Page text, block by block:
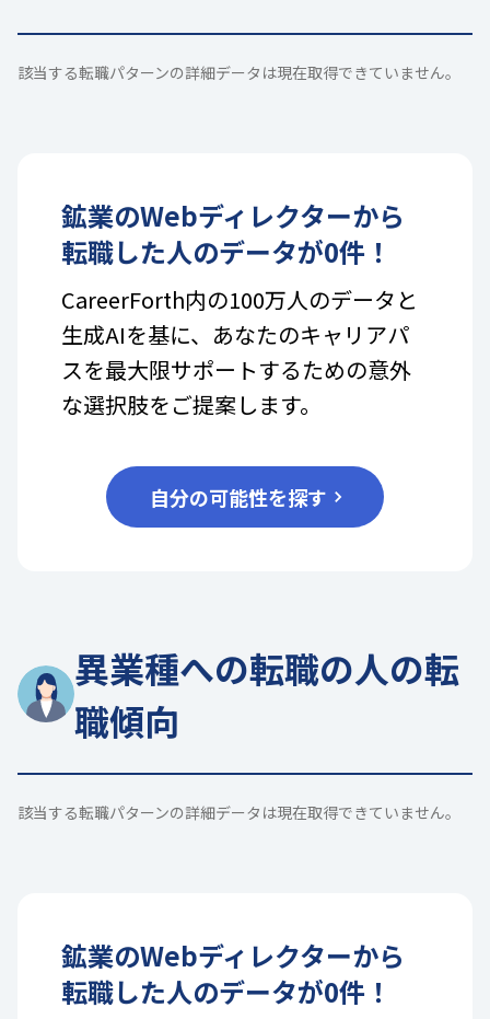
該当する転職パターンの詳細データは現在取得できていません。
鉱業のWebディレクターから
転職した人のデータが0件！
CareerForth内の100万人のデータと
生成AIを基に、あなたのキャリアパ
スを最大限サポートするための意外
な選択肢をご提案します。
自分の可能性を探す
異業種への転職の人の転
職傾向
該当する転職パターンの詳細データは現在取得できていません。
鉱業のWebディレクターから
転職した人のデータが0件！